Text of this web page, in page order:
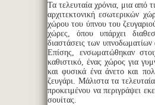
Τα τελευταία χρόνια, μια από
αρχιτεκτονική εσωτερικών
χώρου του ύπνου του
χώρες, όπου υπάρχει
διαστάσεις των
Επίσης, ενσωματώθηκαν
καθιστικό, ένας χώρος για
και φυσικά ένα άνετο και
ζευγάρι. Μάλιστα τα
προκειμένου να περιγράψει
σουίτας.